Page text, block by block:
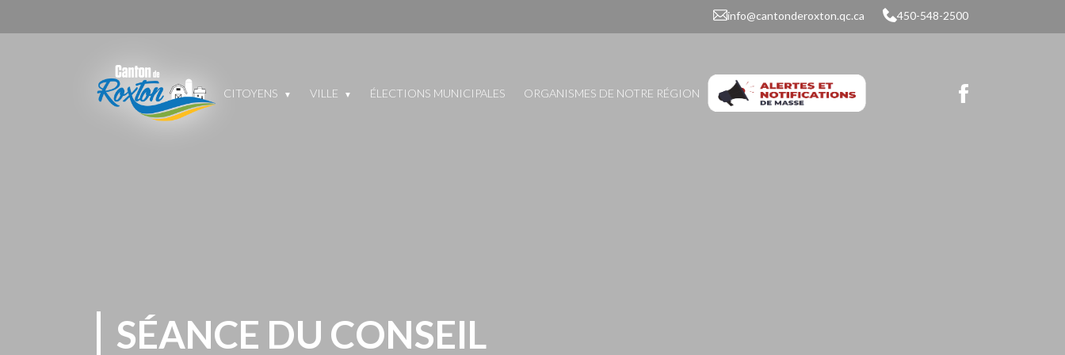
info@cantonderoxton.qc.ca 450-548-2500
CITOYENS VILLE ÉLECTIONS MUNICIPALES ORGANISMES DE NOTRE RÉGION
SÉANCE DU CONSEIL